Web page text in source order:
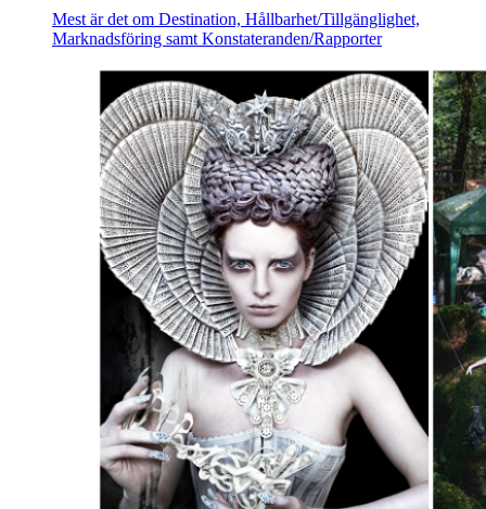
Mest är det om Destination, Hållbarhet/Tillgänglighet,
Marknadsföring samt Konstateranden/Rapporter